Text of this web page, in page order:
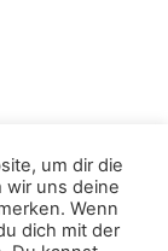
um dir die
wir uns deine
Wenn
dich mit der